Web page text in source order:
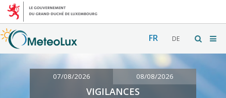
FR DE
07/08/2026 08/08/2026
VIGILANCES